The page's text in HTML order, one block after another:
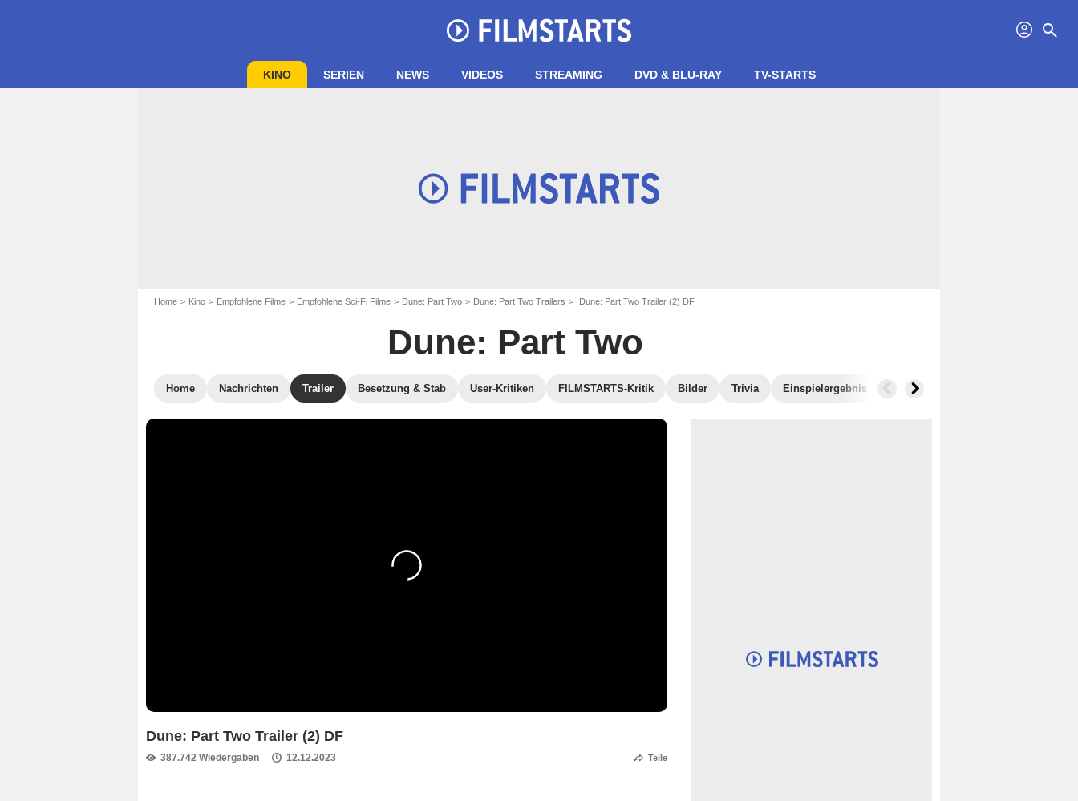
profil search
KINO SERIEN NEWS VIDEOS STREAMING DVD & BLU-RAY TV-STARTS
Home Kino Empfohlene Filme Empfohlene Sci-Fi Filme Dune: Part Two Dune: Part Two Trailers Dune: Part Two Trailer (2) DF
Dune: Part Two
Home Nachrichten Trailer Besetzung & Stab User-Kritiken FILMSTARTS-Kritik Bilder Trivia Einspielergebnis Ähnliche Filme
Dune: Part Two Trailer (2) DF
387.742 Wiedergaben 12.12.2023 Teile